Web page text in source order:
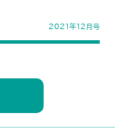
2021年12月号